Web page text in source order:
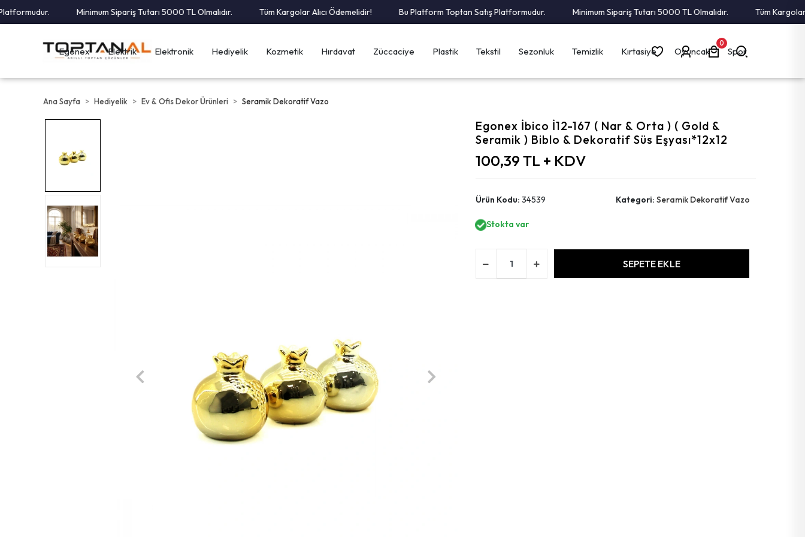
Minimum Sipariş Tutarı 5000 TL Olmalıdır. Tüm Kargolar Alıcı Ödemelidir! Bu Platform Toptan Satış Platformudur. Minimum Sipariş Tutarı 5000 TL Olmalıdır. Tüm Kargolar
Egonex Elektrik Elektronik Hediyelik Kozmetik Hırdavat Züccaciye Plastik Tekstil Sezonluk Temizlik Kırtasiye Oyuncak Spor
0
Ana Sayfa Hediyelik Ev & Ofis Dekor Ürünleri Seramik Dekoratif Vazo
Egonex İbico İ12-167 ( Nar & Orta ) ( Gold &
Seramik ) Biblo & Dekoratif Süs Eşyası*12x12
100,39 TL + KDV
Ürün Kodu: 34539 Kategori: Seramik Dekoratif Vazo
Stokta var
SEPETE EKLE